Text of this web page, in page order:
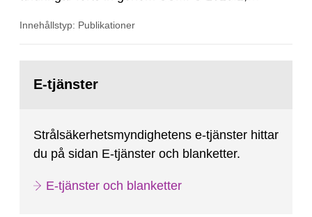
Innehållstyp: Publikationer
sida:E-tjänster
Strålsäkerhetsmyndighetens e-tjänster hittar
du på sidan E-tjänster och blanketter.
E-tjänster och blanketter